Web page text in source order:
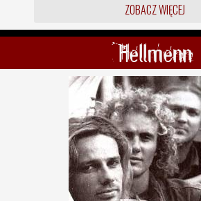
ZOBACZ WIĘCEJ
Hellmenn